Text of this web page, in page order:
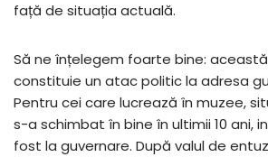
față de situația actuală.
Să ne înțelegem foarte bine:
constituie un atac politic la adresa
Pentru cei care lucrează în muzee,
s-a schimbat în bine în ultimii 10 ani,
fost la guvernare. După valul de